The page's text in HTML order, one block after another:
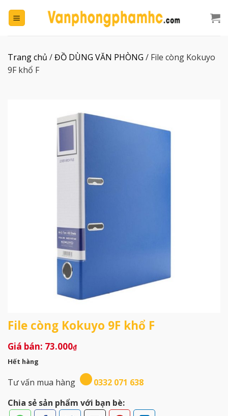
đến
Trang chủ /ĐỒ DÙNG VĂN PHÒNG / File còng Kokuyo
9F khổ F
File còng Kokuyo 9F khổ F
73.000₫
Hết hàng
Tư vấn mua hàng
0332 071 638
Chia sẻ sản phẩm với bạn bè: